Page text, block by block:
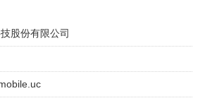
加美好。逼真的3D界面让你仿佛置身
，让你有种真正建造城市的感觉。我
建造工具，让你可以轻松管理城市，
设施的合理布局，满足广大市民的需
股份有限公司